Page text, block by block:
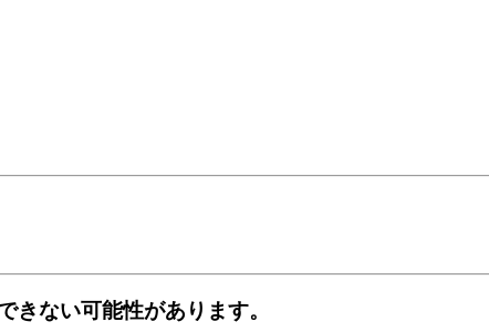
きない可能性があります。